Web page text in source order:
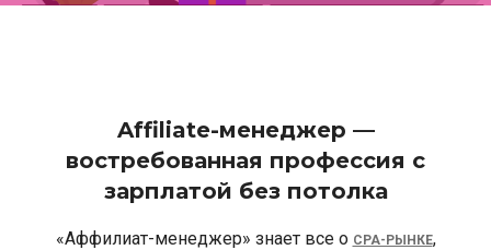
Affiliate-менеджер —
востребованная профессия с
зарплатой без потолка
«Аффилиат-менеджер» знает все о CPA-РЫНКЕ,